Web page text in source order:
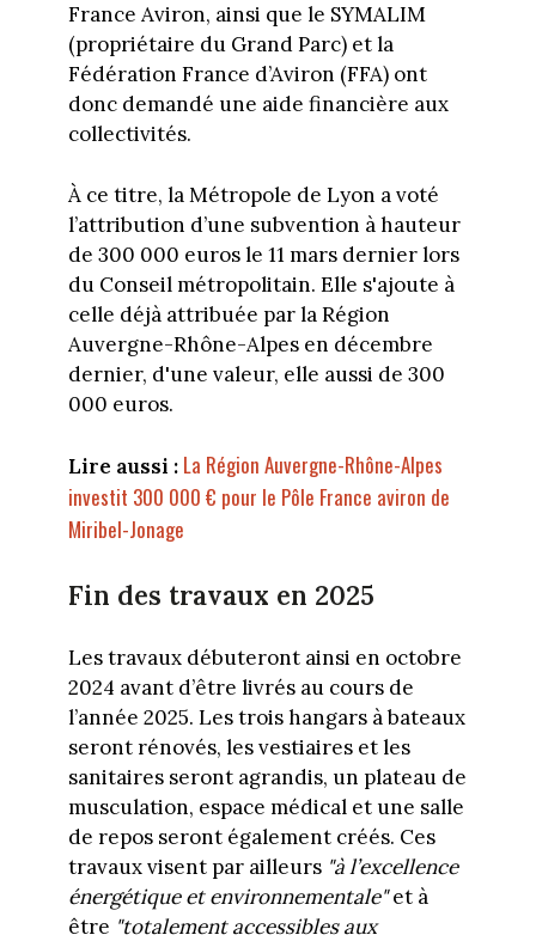
France Aviron, ainsi que le SYMALIM
(propriétaire du Grand Parc) et la
Fédération France d’Aviron (FFA) ont
donc demandé une aide financière aux
collectivités.
À ce titre, la Métropole de Lyon a voté
l’attribution d’une subvention à hauteur
de 300 000 euros le 11 mars dernier lors
du Conseil métropolitain. Elle s'ajoute à
celle déjà attribuée par la Région
Auvergne-Rhône-Alpes en décembre
dernier, d'une valeur, elle aussi de 300
000 euros.
Lire aussi : La Région Auvergne-Rhône-Alpes
investit 300 000 € pour le Pôle France aviron de
Miribel-Jonage
Fin des travaux en 2025
Les travaux débuteront ainsi en octobre
2024 avant d’être livrés au cours de
l’année 2025. Les trois hangars à bateaux
seront rénovés, les vestiaires et les
sanitaires seront agrandis, un plateau de
musculation, espace médical et une salle
de repos seront également créés. Ces
travaux visent par ailleurs "à l’excellence
énergétique et environnementale"et à
être "totalement accessibles aux